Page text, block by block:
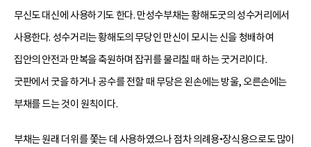
무신도 대신에 사용하기도 한다. 만성수부채는 황해도굿의 성수거리에서
사용한다. 성수거리는 황해도의 무당인 만신이 모시는 신을 청배하여
집안의 안전과 만복을 축원하며 잡귀를 물리칠 때 하는 굿거리이다.
굿판에서 굿을 하거나 공수를 전할 때 무당은 왼손에는 방울, 오른손에는
부채를 드는 것이 원칙이다.
부채는 원래 더위를 쫓는 데 사용하였으나 점차 의례용•장식용으로도 많이